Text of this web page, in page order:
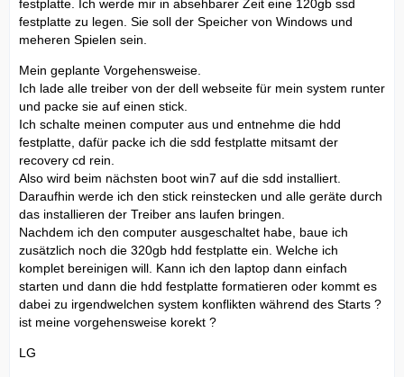
festplatte. Ich werde mir in absehbarer Zeit eine 120gb ssd
festplatte zu legen. Sie soll der Speicher von Windows und
meheren Spielen sein.
Mein geplante Vorgehensweise.
Ich lade alle treiber von der dell webseite für mein system runter
und packe sie auf einen stick.
Ich schalte meinen computer aus und entnehme die hdd
festplatte, dafür packe ich die sdd festplatte mitsamt der
recovery cd rein.
Also wird beim nächsten boot win7 auf die sdd installiert.
Daraufhin werde ich den stick reinstecken und alle geräte durch
das installieren der Treiber ans laufen bringen.
Nachdem ich den computer ausgeschaltet habe, baue ich
zusätzlich noch die 320gb hdd festplatte ein. Welche ich
komplet bereinigen will. Kann ich den laptop dann einfach
starten und dann die hdd festplatte formatieren oder kommt es
dabei zu irgendwelchen system konflikten während des Starts ?
ist meine vorgehensweise korekt ?
LG